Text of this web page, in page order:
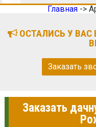
Главная->
ОСТАЛИСЬ У ВАС
Заказать
Заказать